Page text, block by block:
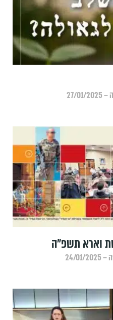
וארא תשפ"ה